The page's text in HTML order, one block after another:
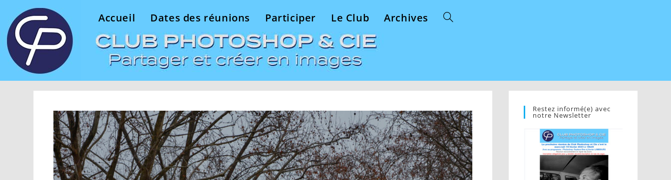
Accueil Dates des réunions Participer Le Club Archives
Restez informé(e) avec
notre Newsletter